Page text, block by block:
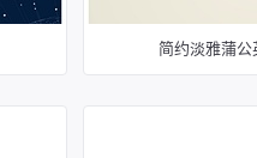
简约淡雅蒲公